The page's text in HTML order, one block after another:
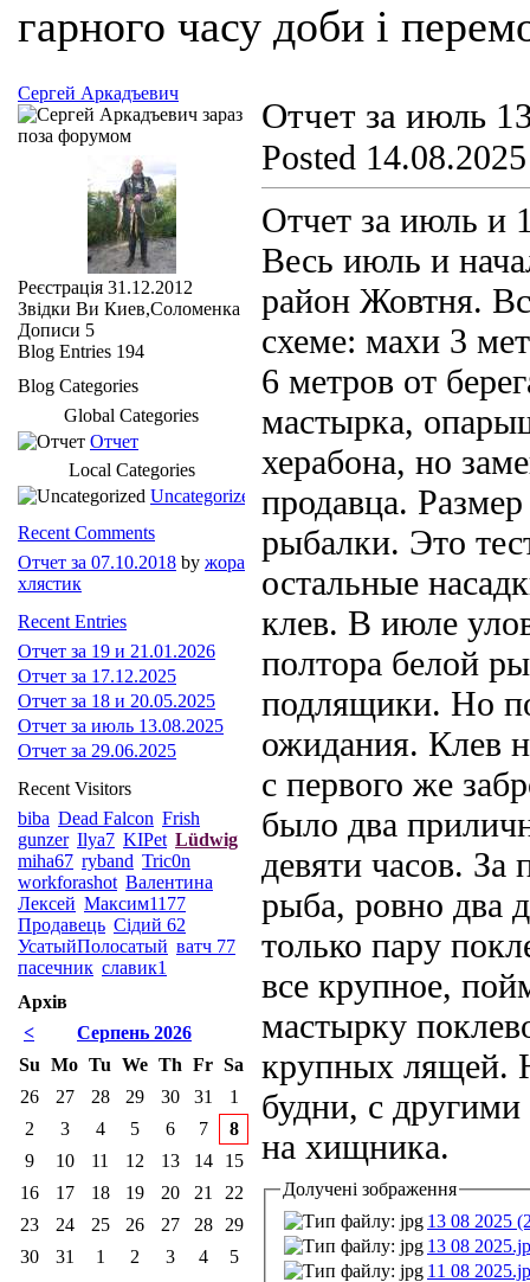
гарного часу доби і
Отчет за июль
Posted
Отчет за июль и
Весь июль и
район Жовтня.
схеме: махи 3
6 метров от
мастырка,
херабона, но
продавца.
рыбалки. Это
остальные
клев. В июле
полтора белой
подлящики. Но
ожидания. Клев
с первого же
было два
девяти часов. За
рыба, ровно два
только пару
все крупное,
мастырку
крупных лящей.
будни, с
на хищника.
Долучені зображення
13 08 2025
13 08
11 08
Сергей Аркадъевич
Реєстрація 31.12.2012
Звідки Ви Киев,Соломенка
Дописи 5
Blog Entries 194
Blog Categories
Global Categories
Отчет
Local Categories
Uncategorized
Recent Comments
Отчет за 07.10.2018 by жора
хлястик
Recent Entries
Отчет за 19 и 21.01.2026
Отчет за 17.12.2025
Отчет за 18 и 20.05.2025
Отчет за июль 13.08.2025
Отчет за 29.06.2025
Recent Visitors
biba Dead Falcon Frish
gunzer Ilya7 KIPet Lüdwig
miha67 ryband Tric0n
workforashot Валентина
Лексей Максим1177
Продавець Сідий 62
УсатыйПолосатый ватч 77
пасечник славик1
Архів
<
Серпень 2026
Su Mo Tu We Th Fr Sa
26
27 28 29 30 31
1
2
3 4 5 6 7
8
9
10 11 12 13 14
15
16
17 18 19 20 21
22
23
24 25 26 27 28
29
30
31 1 2 3 4 5